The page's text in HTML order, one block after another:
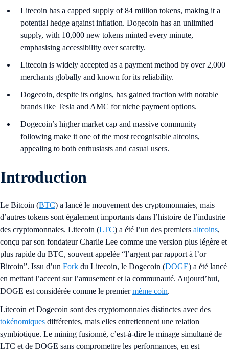
Litecoin has a capped supply of 84 million tokens, making it a
potential hedge against inflation. Dogecoin has an unlimited
supply, with 10,000 new tokens minted every minute,
emphasising accessibility over scarcity.
Litecoin is widely accepted as a payment method by over 2,000
merchants globally and known for its reliability.
Dogecoin, despite its origins, has gained traction with notable
brands like Tesla and AMC for niche payment options.
Dogecoin’s higher market cap and massive community
following make it one of the most recognisable altcoins,
appealing to both enthusiasts and casual users.
Introduction
Le Bitcoin (BTC) a lancé le mouvement des cryptomonnaies, mais
d’autres tokens sont également importants dans l’histoire de l’industrie
des cryptomonnaies. Litecoin (LTC) a été l’un des premiers altcoins,
conçu par son fondateur Charlie Lee comme une version plus légère et
plus rapide du BTC, souvent appelée “l’argent par rapport à l’or
Bitcoin”. Issu d’un Fork du Litecoin, le Dogecoin (DOGE) a été lancé
en mettant l’accent sur l’amusement et la communauté. Aujourd’hui,
DOGE est considérée comme le premiermème coin.
Litecoin et Dogecoin sont des cryptomonnaies distinctes avec des
tokénomiques différentes, mais elles entretiennent une relation
symbiotique. Le mining fusionné, c’est-à-dire le minage simultané de
LTC et de DOGE sans compromettre les performances, en est